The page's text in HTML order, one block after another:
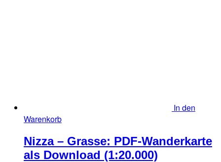
In den
Warenkorb
Nizza – Grasse: PDF-Wanderkarte
als Download (1:20.000)